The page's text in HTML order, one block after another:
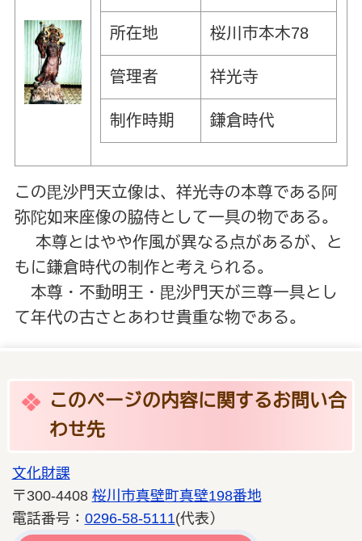
所在地 桜川市本木78
管理者 祥光寺
制作時期 鎌倉時代
この毘沙門天立像は、祥光寺の本尊である阿
弥陀如来座像の脇侍として一具の物である。
本尊とはやや作風が異なる点があるが、と
もに鎌倉時代の制作と考えられる。
本尊・不動明王・毘沙門天が三尊一具とし
て年代の古さとあわせ貴重な物である。
このページの内容に関するお問い合
わせ先
文化財課
〒300-4408 桜川市真壁町真壁198番地
電話番号： 0296-58-5111(代表）